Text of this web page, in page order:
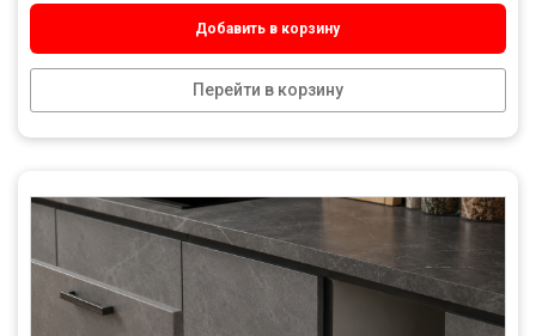
Добавить в корзину
Перейти в корзину